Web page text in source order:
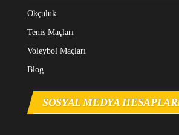
Okçuluk
Tenis Maçları
Voleybol Maçları
Blog
SOSYAL MEDYA